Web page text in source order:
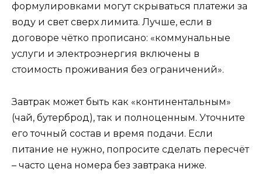
формулировками могут скрываться платежи за
воду и свет сверх лимита. Лучше, если в
договоре чётко прописано: «коммунальные
услуги и электроэнергия включены в
стоимость проживания без ограничений».
Завтрак может быть как «континентальным»
(чай, бутерброд), так и полноценным. Уточните
его точный состав и время подачи. Если
питание не нужно, попросите сделать пересчёт
– часто цена номера без завтрака ниже.